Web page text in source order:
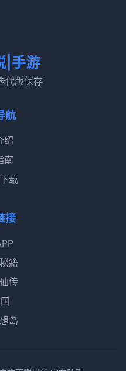
|手游
代版保存
航
绍
南
载
接
籍
传
岛